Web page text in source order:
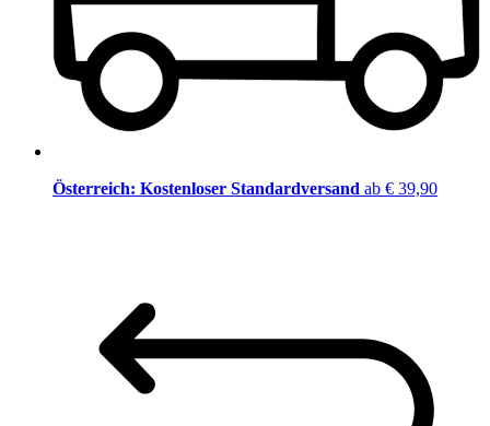
Österreich: Kostenloser Standardversand ab € 39,90